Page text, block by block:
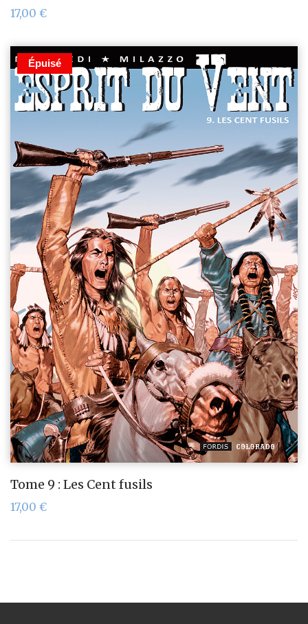
17,00 €
Épuisé
Tome 9 : Les Cent fusils
17,00 €